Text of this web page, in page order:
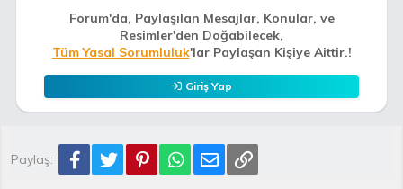
Forum'da, Paylaşılan Mesajlar, Konular, ve
Resimler'den Doğabilecek,
Tüm Yasal Sorumluluk'lar Paylaşan Kişiye Aittir.!
Giriş Yap
Paylaş: Facebook
Twitter PinterestWhatsApp
E-posta